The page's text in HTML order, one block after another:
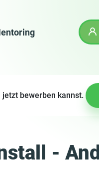
bewerben kannst.
-